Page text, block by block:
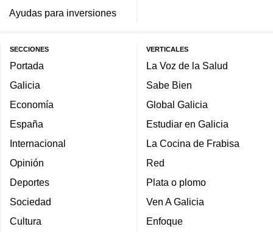
Ayudas para inversiones
SECCIONES
Portada
Galicia
Economía
España
Internacional
Opinión
Deportes
Sociedad
Cultura
VERTICALES
La Voz de la Salud
Sabe Bien
Global Galicia
Estudiar en Galicia
La Cocina de Frabisa
Red
Plata o plomo
Ven A Galicia
Enfoque